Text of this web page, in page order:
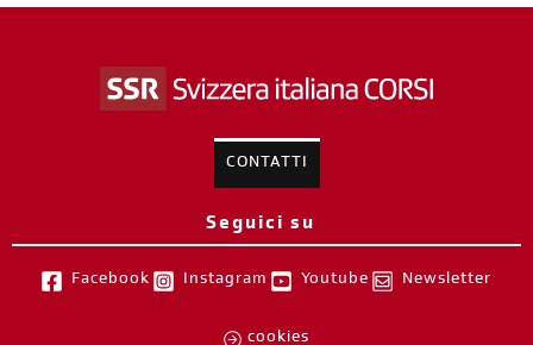
CONTATTI
Seguici su
Facebook Instagram Youtube Newsletter
cookies